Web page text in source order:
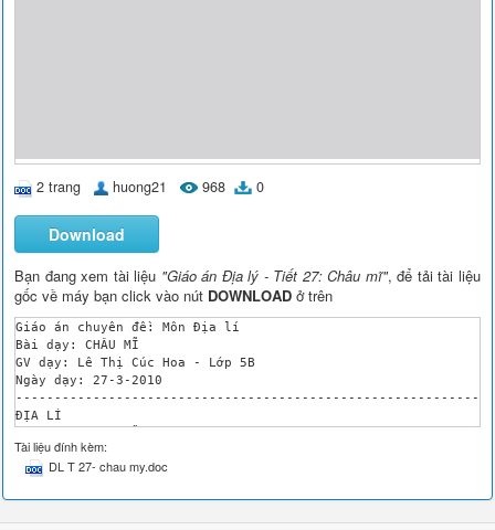
2 trang huong21 968 0
Download
Bạn đang xem tài liệu "Giáo án Địa lý - Tiết 27: Châu mĩ", để tải tài liệu
gốc về máy bạn click vào nút DOWNLOAD ở trên
Giáo án chuyên đề: Môn Địa lí
Bài dạy: CHÂU MĨ
GV dạy: Lê Thị Cúc Hoa - Lớp 5B
Ngày dạy: 27-3-2010
ĐỊA LÍ
TIẾT 27: CHÂU MĨ
I - MỤC TIÊU : Học xong bài này,HS :
Xác định và mô tả sơ lược được vị trí, giới hạn châu Mĩ trên
Nêu tên và chỉ được vị trí một số dãy núi, sông và đồng bằng
II - ĐỒ DÙNG DẠY HỌC
Tài liệu đính kèm:
DL T 27- chau my.doc